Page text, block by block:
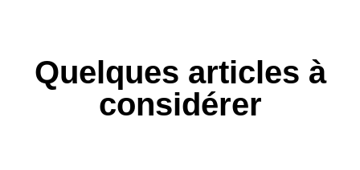
Quelques articles à
considérer